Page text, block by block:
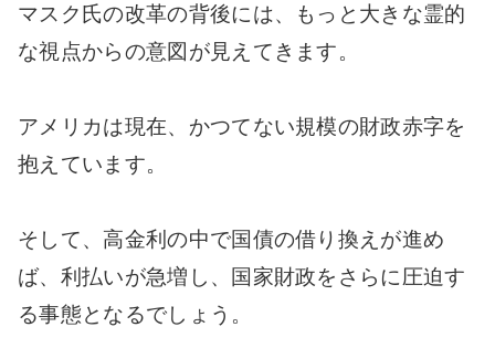
マスク氏の改革の背後には、もっと大きな霊的
な視点からの意図が見えてきます。
アメリカは現在、かつてない規模の財政赤字を
抱えています。
そして、高金利の中で国債の借り換えが進め
ば、利払いが急増し、国家財政をさらに圧迫す
る事態となるでしょう。